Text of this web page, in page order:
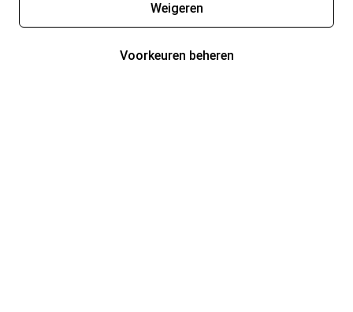
Weigeren
Voorkeuren beheren